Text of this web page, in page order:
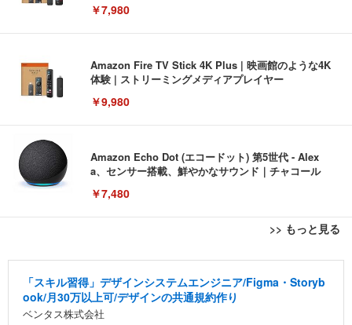
￥7,980
Amazon Fire TV Stick 4K Plus | 映画館のような4K
体験 | ストリーミングメディアプレイヤー
￥9,980
Amazon Echo Dot (エコードット) 第5世代 - Alex
a、センサー搭載、鮮やかなサウンド｜チャコール
￥7,480
>> もっと見る
[EdoErgo] オフィスチェア 椅子 テレワーク 疲れな
い 跳ね上げ式アームレスト コンパクト 約105度ロッ
キング pc 事務椅子 360度回転 座面昇降 強化ナイロ
ン樹脂ベース 通気性メッシュ 在宅ワーク H-WY01
(黒網+黒枠+黒足)
￥5,699
EIZO ビジネス向けプレミアムモニター | FlexScan
EV3240X-WT | 31.5型4K UHD・USB Type-C・ホワ
イト
￥105,595
回使い捨て 無香料 ホワイト 300枚
￥3,373
「スキル習得」デザインシステムエンジニア/Figma・Storyb
ook/月30万以上可/デザインの共通規約作り
ベンタス株式会社